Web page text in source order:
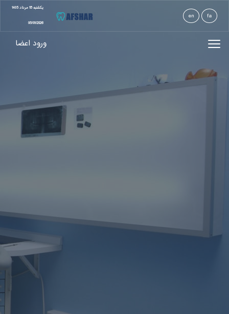
en fa
يكشنبه 18 مرداد 1405
08/09/2026
ورود اعضا